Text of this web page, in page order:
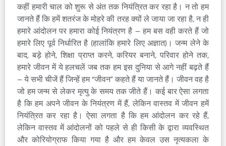
कहीं हमारी चाल को शुरू से अंत तक नियंत्रित कर रहा है। न तो हम
जानते हैं कि हमें शतरंज के मोहरे की तरह क्यों ले जाया जा रहा है, न ही
हमारे आंदोलन पर हमारा कोई नियंत्रण है – हम बस वही करते हैं जो
हमारे लिए पूर्व निर्धारित है (हालांकि हमारे लिए अज्ञात)। जन्म लेने के
बाद, बड़े होने, शिक्षा प्राप्त करने, करियर बनाने, परिवार होने तक,
हमारे जीवन में ये हलचलें जब तक हम इस दुनिया से आगे नहीं बढ़ते हैं
– ये सभी चीजें हैं जिन्हें हम “जीवन” कहते हैं या जानते हैं। जीवन वह है
जो हम जन्म से लेकर मृत्यु के समय तक जीते हैं। कई बार ऐसा लगता
है कि हम अपने जीवन के नियंत्रण में हैं, लेकिन वास्तव में जीवन हमें
नियंत्रित कर रहा है। ऐसा लगता है कि हम आंदोलन कर रहे हैं,
लेकिन वास्तव में आंदोलनों को पहले से ही किसी के द्वारा व्यवस्थित
और कोरियोग्राफ किया गया है और हम केवल उस नृत्यकला के